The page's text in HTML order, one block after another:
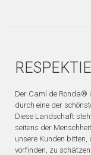
Der Camí de Ronda®
durch eine der
Diese Landschaft
seitens der
unsere Kunden bitten,
vorfinden, zu